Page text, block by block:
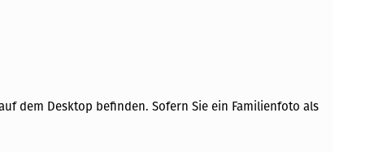
dem Desktop befinden. Sofern Sie ein Familienfoto als